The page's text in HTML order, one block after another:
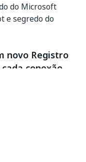
do Microsoft
e segredo do
novo Registro
conexão